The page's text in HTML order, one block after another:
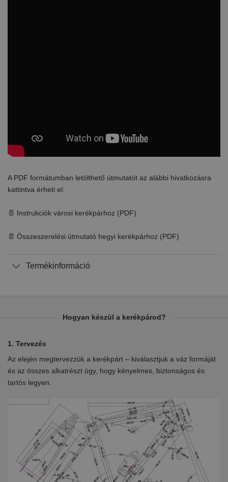
A PDF formátumban letölthető útmutatót az alábbi hivatkozásra
kattintva érheti el:
📄 Instrukciók városi kerékpárhoz (PDF)
📄 Összeszerelési útmutató hegyi kerékpárhoz (PDF)
Termékinformáció
Hogyan készül a kerékpárod?
1. Tervezés
Az elején megtervezzük a kerékpárt – kiválasztjuk a váz formáját
és az összes alkatrészt úgy, hogy kényelmes, biztonságos és
tartós legyen.